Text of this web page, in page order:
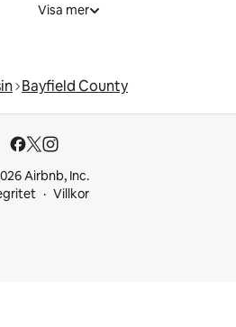
Visa mer
Bayfield County
Airbnb, Inc.
Villkor